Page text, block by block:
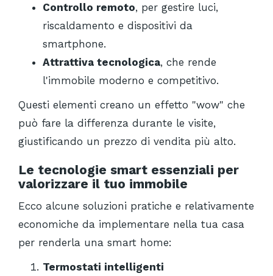
Controllo remoto, per gestire luci,
riscaldamento e dispositivi da
smartphone.
Attrattiva tecnologica, che rende
l'immobile moderno e competitivo.
Questi elementi creano un effetto "wow" che
può fare la differenza durante le visite,
giustificando un prezzo di vendita più alto.
Le tecnologie smart essenziali per
valorizzare il tuo immobile
Ecco alcune soluzioni pratiche e relativamente
economiche da implementare nella tua casa
per renderla una smart home:
Termostati intelligenti